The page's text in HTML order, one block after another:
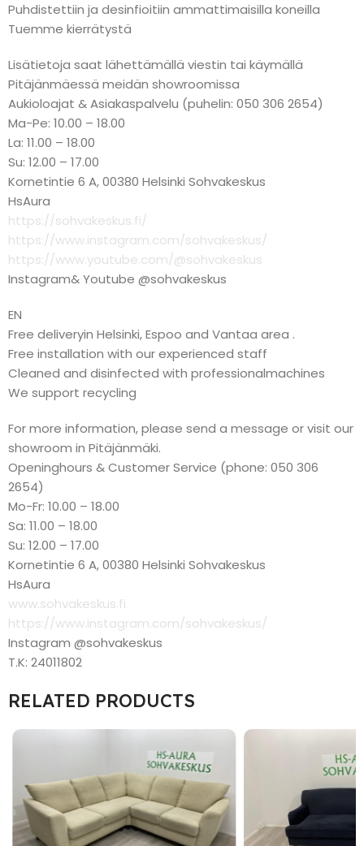
Puhdistettiin ja desinfioitiin ammattimaisilla koneilla
Tuemme kierrätystä
Lisätietoja saat lähettämällä viestin tai käymällä
Pitäjänmäessä meidän showroomissa
Aukioloajat & Asiakaspalvelu (puhelin: 050 306 2654)
Ma-Pe: 10.00 – 18.00
La: 11.00 – 18.00
Su: 12.00 – 17.00
Kornetintie 6 A, 00380 Helsinki Sohvakeskus
HsAura
https://sohvakeskus.fi/
https://www.instagram.com/sohvakeskus/
https://www.youtube.com/@sohvakeskus
Instagram& Youtube @sohvakeskus
EN
Free deliveryin Helsinki, Espoo and Vantaa area .
Free installation with our experienced staff
Cleaned and disinfected with professionalmachines
We support recycling
For more information, please send a message or visit our
showroom in Pitäjänmäki.
Openinghours & Customer Service (phone: 050 306
2654)
Mo-Fr: 10.00 – 18.00
Sa: 11.00 – 18.00
Su: 12.00 – 17.00
Kornetintie 6 A, 00380 Helsinki Sohvakeskus
HsAura
www.sohvakeskus.fi
https://www.instagram.com/sohvakeskus/
Instagram @sohvakeskus
T.K: 24011802
RELATED PRODUCTS